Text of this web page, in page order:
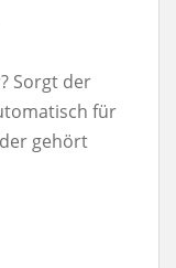
Sorgt der
für
gehört